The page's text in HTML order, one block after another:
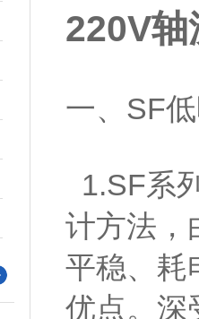
220V
一、SF
1.SF系
计方法，
平稳、耗
优点。深